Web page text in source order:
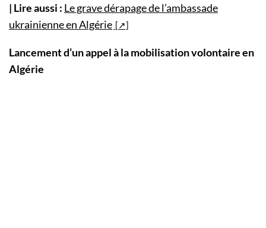
| Lire aussi : Le grave dérapage de l’ambassade
ukrainienne en Algérie
Lancement d’un appel à la mobilisation volontaire en
Algérie